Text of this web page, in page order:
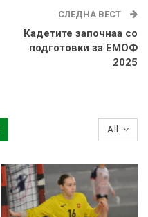
СЛЕДНА ВЕСТ
Кадетите започнаа со
подготовки за ЕМОФ
2025
All